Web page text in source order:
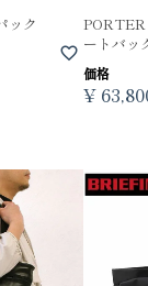
ック
PORTER
ートバッ
価格
¥